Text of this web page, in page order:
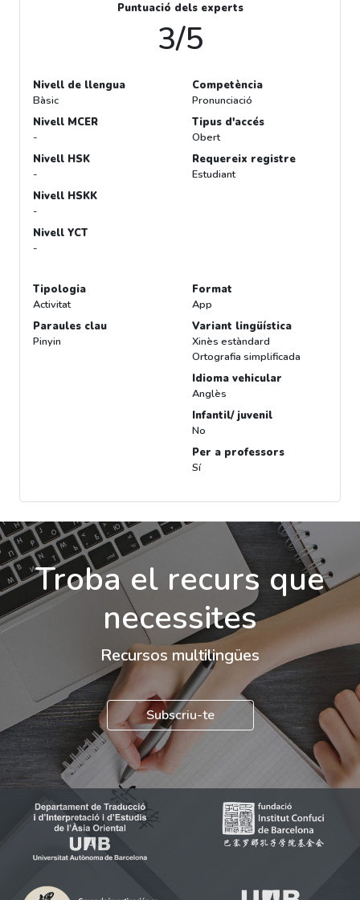
Puntuació dels experts
3/5
Nivell de llengua
Bàsic
Nivell MCER
-
Nivell HSK
-
Nivell HSKK
-
Nivell YCT
-
Competència
Pronunciació
Tipus d'accés
Obert
Requereix registre
Estudiant
Tipologia
Activitat
Paraules clau
Pinyin
Format
App
Variant lingüística
Xinès estàndard
Ortografia simplificada
Idioma vehicular
Anglès
Infantil/ juvenil
No
Per a professors
Sí
Troba el recurs que
necessites
Recursos multilingües
Subscriu-te